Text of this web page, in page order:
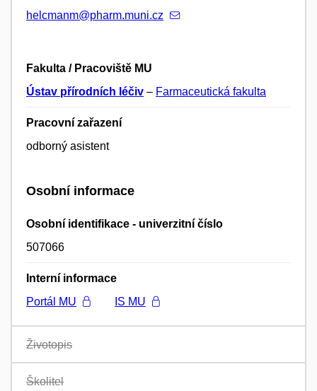
helcmanm@pharm.muni.cz
Fakulta / Pracoviště MU
Ústav přírodních léčiv – Farmaceutická fakulta
Pracovní zařazení
odborný asistent
Osobní informace
Osobní identifikace - univerzitní číslo
507066
Interní informace
Portál MU
IS MU
Životopis
Školitel